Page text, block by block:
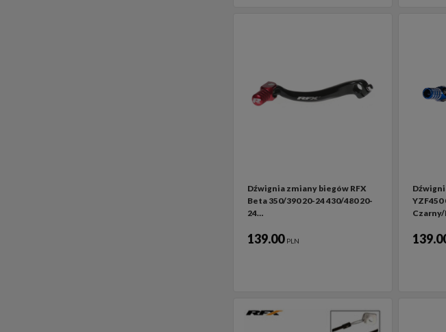
Dźwignia zmiany biegów RFX
Beta 350/390 20-24 430/480 20-
24…
139.00 PLN
YZF450